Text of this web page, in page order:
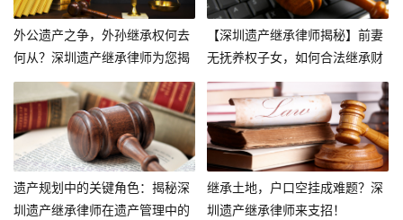
外公遗产之争，外孙继承权何去
何从？深圳遗产继承律师为您揭
秘继承疑云！
【深圳遗产继承律师揭秘】前妻
无抚养权子女，如何合法继承财
产？
遗产规划中的关键角色：揭秘深
圳遗产继承律师在遗产管理中的
继承土地，户口空挂成难题？深
圳遗产继承律师来支招！